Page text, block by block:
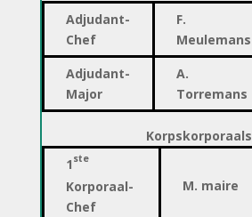
Adjudant-
Chef
F.
Meulemans
Adjudant-
Major
A.
Torremans
Korpskorporaals
1 ste
Korporaal-
Chef
M. maire